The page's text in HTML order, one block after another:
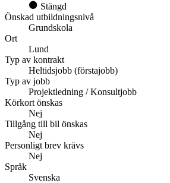
Stängd
Önskad utbildningsnivå
Grundskola
Ort
Lund
Typ av kontrakt
Heltidsjobb (förstajobb)
Typ av jobb
Projektledning / Konsultjobb
Körkort önskas
Nej
Tillgång till bil önskas
Nej
Personligt brev krävs
Nej
Språk
Svenska